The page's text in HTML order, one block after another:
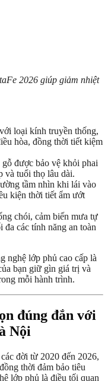
2026 giúp giảm nhiệt
loại kính truyền thống,
hòa, đồng thời tiết kiệm
được bảo vệ khỏi phai
và tuổi thọ lâu dài.
tầm nhìn khi lái vào
kiện thời tiết ẩm ướt
chói, cảm biến mưa tự
các tính năng an toàn
nghệ lớp phủ cao cấp là
bạn giữ gìn giá trị và
mỗi hành trình.
đúng đắn với
Nội
đời từ 2020 đến 2026,
thời đảm bảo tiêu
lớp phủ là điều tối quan